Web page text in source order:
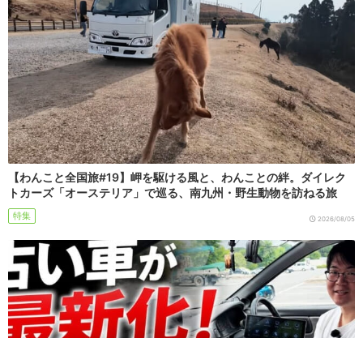
【わんこと全国旅#19】岬を駆ける風と、わんことの絆。ダイレク
トカーズ「オーステリア」で巡る、南九州・野生動物を訪ねる旅
特集 2026/08/05